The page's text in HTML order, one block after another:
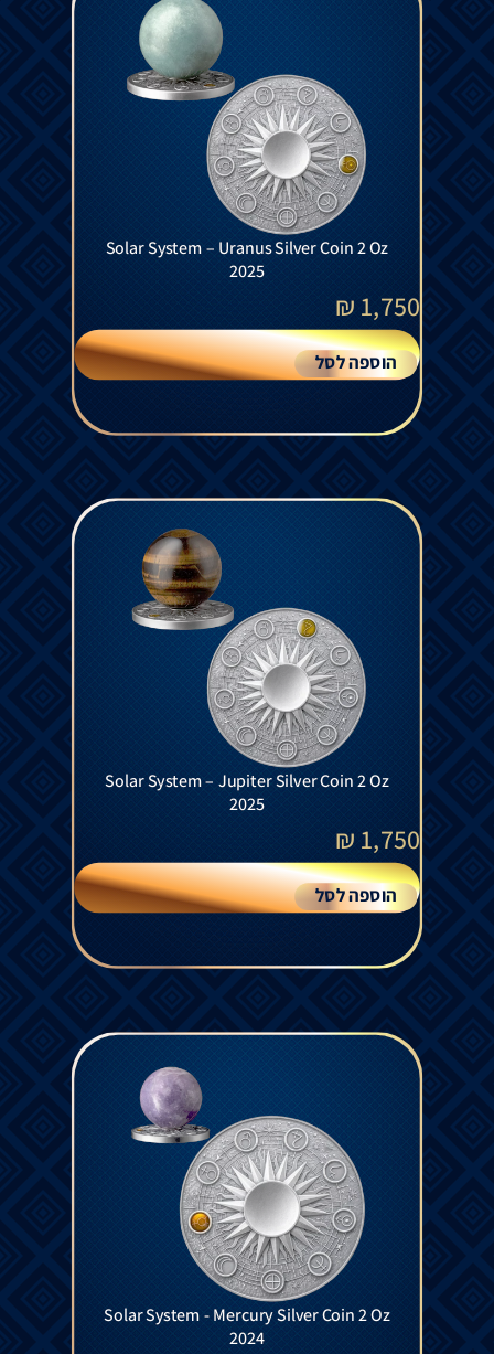
Solar System – Uranus Silver Coin 2 Oz
2025
1,750
₪
הוספה לסל
Solar System – Jupiter Silver Coin 2 Oz
2025
1,750
₪
הוספה לסל
Solar System - Mercury Silver Coin 2 Oz
2024